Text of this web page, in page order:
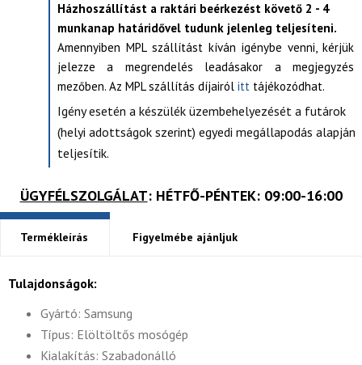
Házhoszállítást a raktári beérkezést követő 2 - 4
munkanap határidővel tudunk jelenleg teljesíteni.
Amennyiben MPL szállítást kíván igénybe venni, kérjük
jelezze a megrendelés leadásakor a megjegyzés
mezőben. Az MPL szállítás díjairól itt tájékozódhat.
Igény esetén a készülék üzembehelyezését a futárok
(helyi adottságok szerint) egyedi megállapodás alapján
teljesítik.
ÜGYFÉLSZOLGÁLAT: HÉTFŐ-PÉNTEK: 09:00-16:00
Termékleírás Figyelmébe ajánljuk
Tulajdonságok:
Gyártó: Samsung
Típus: Elöltöltős mosógép
Kialakítás: Szabadonálló